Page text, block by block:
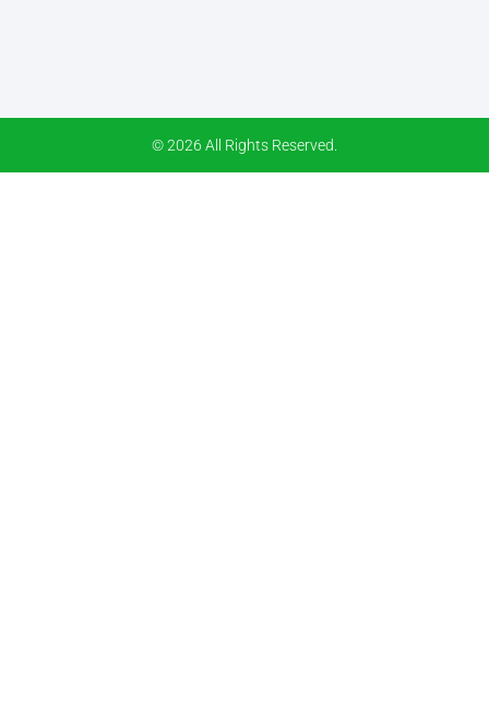
© 2026 All Rights Reserved.